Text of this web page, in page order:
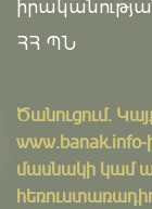
ՀՀ ՊՆ
Ծանուցում․
www.banak.info-
մասնակի կամ